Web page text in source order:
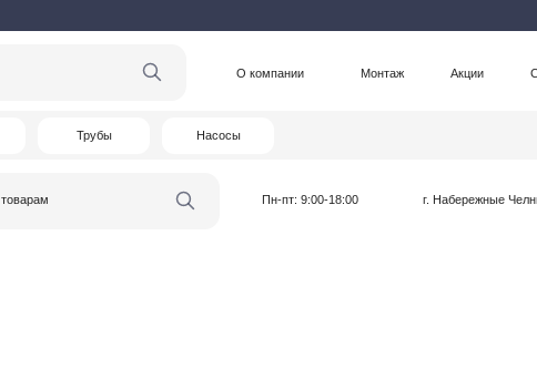
Часы
О компании